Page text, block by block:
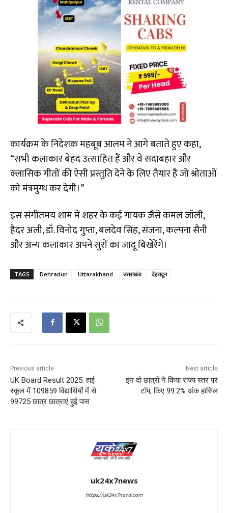
कार्यक्रम के निदेशक महबूब आलम ने आगे बताते हुए कहा,
“सभी कलाकार बेहद उत्साहित हैं और वे सदाबहार और
क्लासिक गीतों की ऐसी प्रस्तुति देने के लिए तैयार हैं जो श्रोताओं
को मंत्रमुग्ध कर देगी।”
इस संगीतमय शाम में शहर के कई गायक जैसे कमल जॉली,
हैदर अली, डॉ. विनोद गुप्ता, बलदेव सिंह, संजना, कल्पना सैनी
और अन्य कलाकार अपने सुरों का जादू बिखेरेंगे।
TAGS Dehradun Uttarakhand उत्तराखंड देहरादून
Previous article
UK Board Result 2025: हाई
स्कूल में 109859 विद्यार्थियों में से
99725 छात्र छात्राएं हुई पास
Next article
इन दो छात्रों ने किया राज्य स्तर पर
टॉप, किए 99.2% अंक हासिल
uk24x7news
https://uk24x7news.com